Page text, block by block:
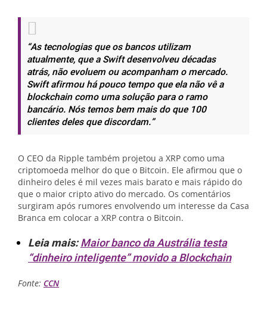
“As tecnologias que os bancos utilizam
atualmente, que a Swift desenvolveu décadas
atrás, não evoluem ou acompanham o mercado.
Swift afirmou há pouco tempo que ela não vê a
blockchain como uma solução para o ramo
bancário. Nós temos bem mais do que 100
clientes deles que discordam.”
O CEO da Ripple também projetou a XRP como uma
criptomoeda melhor do que o Bitcoin. Ele afirmou que o
dinheiro deles é mil vezes mais barato e mais rápido do
que o maior cripto ativo do mercado. Os comentários
surgiram após rumores envolvendo um interesse da Casa
Branca em colocar a XRP contra o Bitcoin.
Leia mais:Maior banco da Austrália testa
“dinheiro inteligente” movido a Blockchain
Fonte: CCN